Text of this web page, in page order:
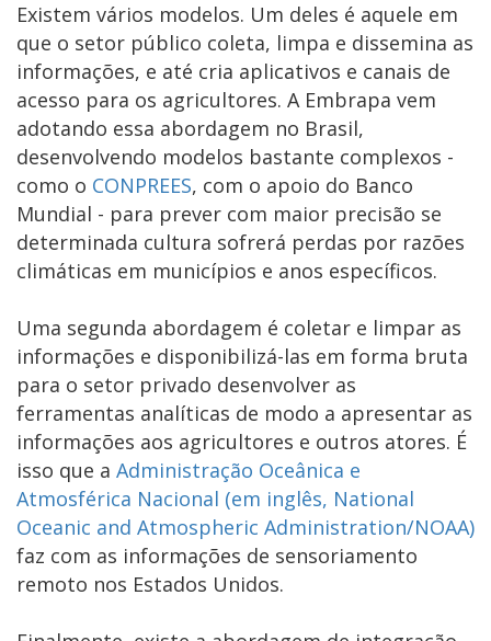
Existem vários modelos. Um deles é aquele em
que o setor público coleta, limpa e dissemina as
informações, e até cria aplicativos e canais de
acesso para os agricultores. A Embrapa vem
adotando essa abordagem no Brasil,
desenvolvendo modelos bastante complexos -
como o CONPREES, com o apoio do Banco
Mundial - para prever com maior precisão se
determinada cultura sofrerá perdas por razões
climáticas em municípios e anos específicos.
Uma segunda abordagem é coletar e limpar as
informações e disponibilizá-las em forma bruta
para o setor privado desenvolver as
ferramentas analíticas de modo a apresentar as
informações aos agricultores e outros atores. É
isso que a Administração Oceânica e
Atmosférica Nacional (em inglês, National
Oceanic and Atmospheric Administration/NOAA)
faz com as informações de sensoriamento
remoto nos Estados Unidos.